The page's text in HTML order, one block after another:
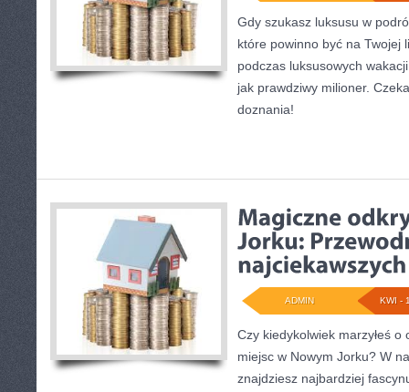
Gdy szukasz luksusu w
które powinno być na Twojej
podczas luksusowych
jak prawdziwy milioner.
doznania!
KWI -
ADMIN
Czy kiedykolwiek marzyłeś
miejsc w Nowym Jorku? W
znajdziesz najbardziej